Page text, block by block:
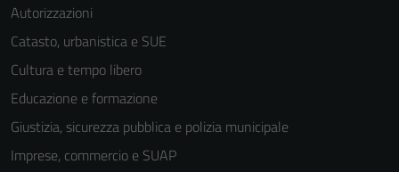
Autorizzazioni
Catasto, urbanistica e SUE
Cultura e tempo libero
Educazione e formazione
Giustizia, sicurezza pubblica e polizia municipale
Imprese, commercio e SUAP